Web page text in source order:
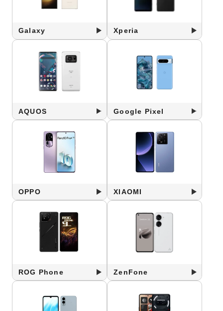
Galaxy Xperia
AQUOS Google Pixel
OPPO XIAOMI
ROG Phone ZenFone